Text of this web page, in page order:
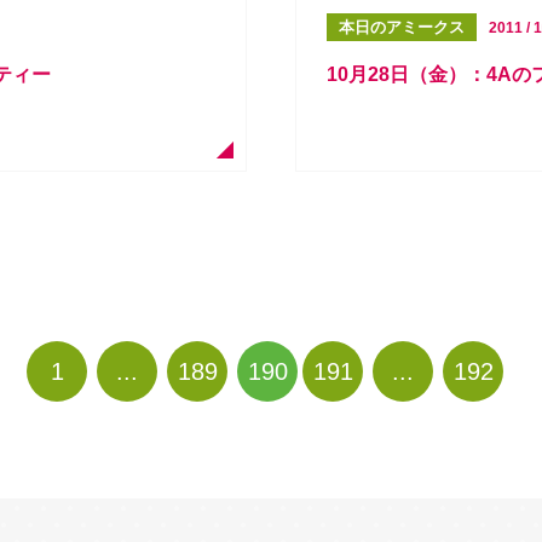
ィー
本日のアミークス 2011 /
10月28日（金）：4Aの
1 ... 189 190 191 ... 192